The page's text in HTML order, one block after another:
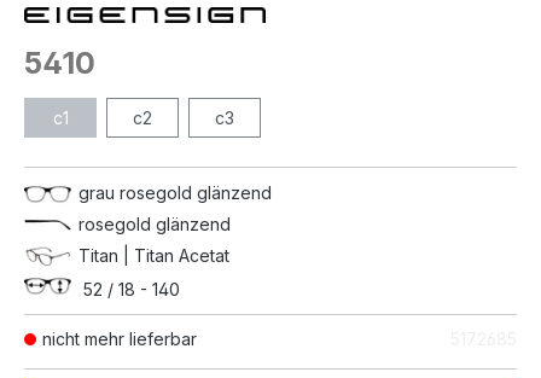
nicht mehr lieferbar
5410
c1 c2 c3
grau rosegold glänzend
rosegold glänzend
Titan | Titan Acetat
52 / 18 - 140